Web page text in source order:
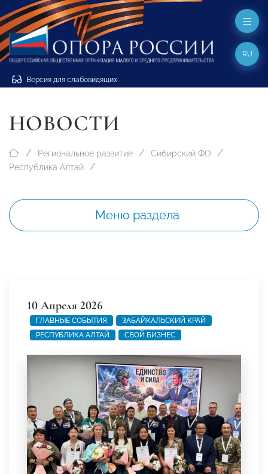
Версия для слабовидящих
RU
НОВОСТИ
Региональное развитие
Сибирский ФО
Республика Алтай
Меню раздела
10 Апреля 2026
ГЛАВНЫЕ СОБЫТИЯ
ЗАБАЙКАЛЬСКИЙ КРАЙ
РЕСПУБЛИКА АЛТАЙ
СВОЙ БИЗНЕС